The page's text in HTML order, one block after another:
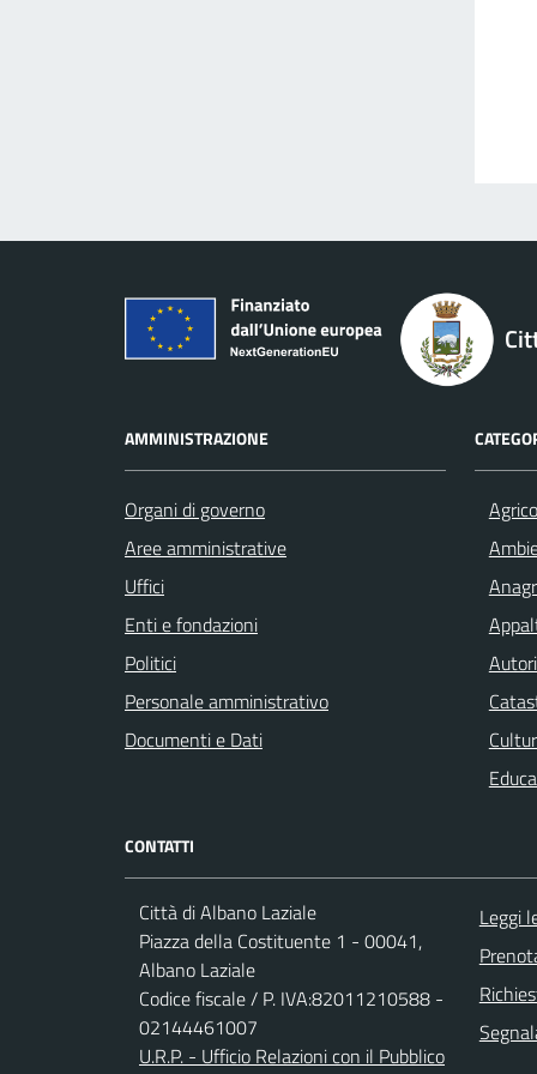
AMMINISTRAZIONE
Organi di governo
Aree amministrative
Uffici
Enti e fondazioni
Politici
Personale amministrativo
Documenti e Dati
CONTATTI
Città di Albano Laziale
Piazza della Costituente 1 - 00041,
Albano Laziale
Codice fiscale / P. IVA:82011210588 -
02144461007
U.R.P. - Ufficio Relazioni con il Pubblico
Leggi